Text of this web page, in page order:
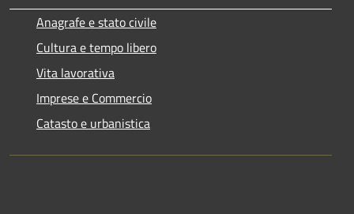
Anagrafe e stato civile
Cultura e tempo libero
Vita lavorativa
Imprese e Commercio
Catasto e urbanistica